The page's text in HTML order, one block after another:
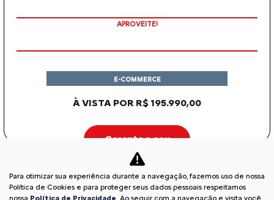
APROVEITE!
À VISTA POR R$ 195.990,00
E-COMMERCE
Garanta o seu
C3
Para otimizar sua experiência durante a navegação, fazemos uso de nossa
Política de Cookies e para proteger seus dados pessoais respeitamos
nossa Política de Privacidade . Ao seguir com a navegação e visita você